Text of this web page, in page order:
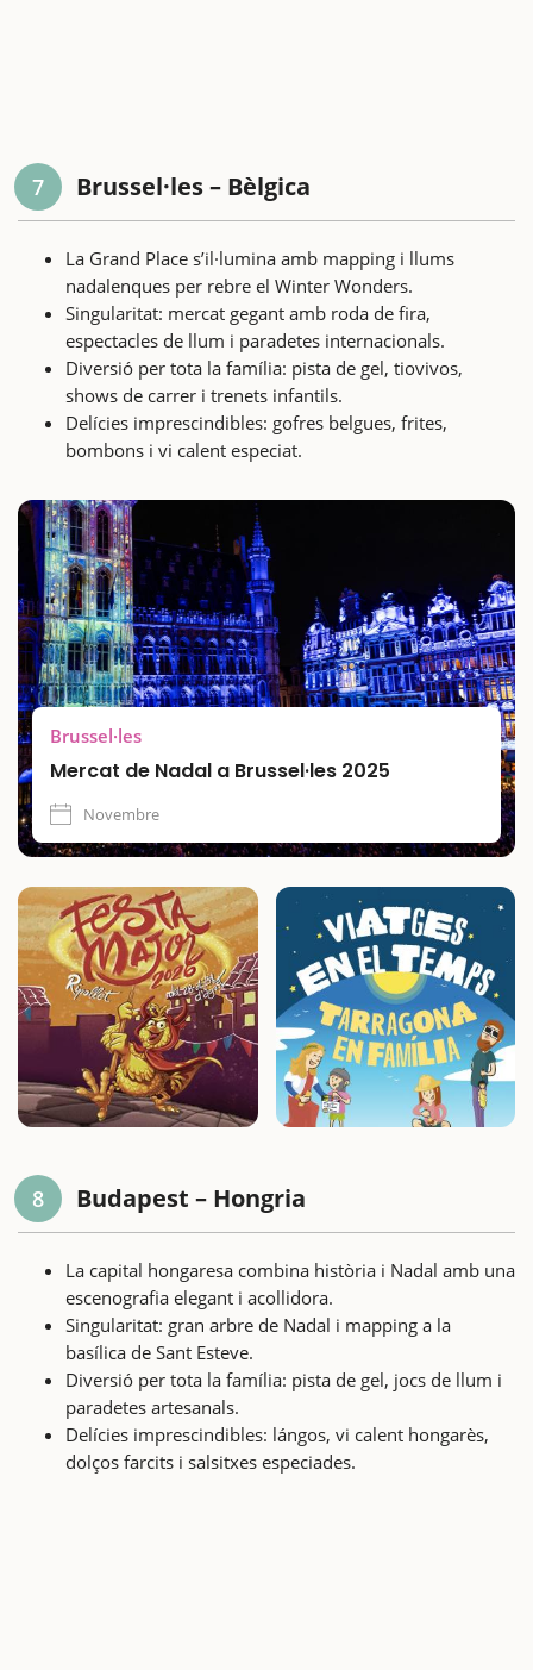
7 Brussel·les – Bèlgica
La Grand Place s’il·lumina amb mapping i llums
nadalenques per rebre el Winter Wonders.
Singularitat: mercat gegant amb roda de fira,
espectacles de llum i paradetes internacionals.
Diversió per tota la família: pista de gel, tiovivos,
shows de carrer i trenets infantils.
Delícies imprescindibles: gofres belgues, frites,
bombons i vi calent especiat.
Brussel·les
Mercat de Nadal a Brussel·les 2025
Novembre
8 Budapest – Hongria
La capital hongaresa combina història i Nadal amb una
escenografia elegant i acollidora.
Singularitat: gran arbre de Nadal i mapping a la
basílica de Sant Esteve.
Diversió per tota la família: pista de gel, jocs de llum i
paradetes artesanals.
Delícies imprescindibles: lángos, vi calent hongarès,
dolços farcits i salsitxes especiades.